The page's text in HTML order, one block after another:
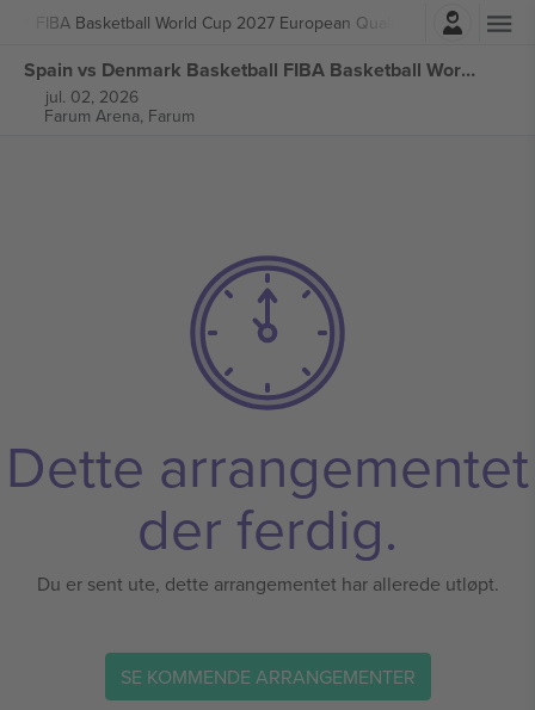
FIBA Basketball World Cup 2027 European Qualifiers
Logg Inn
Spain vs Denmark Basketball FIBA Basketball World Cup 2027 European Qualifiers billetter
jul. 02, 2026
Farum Arena, Farum
Dette arrangementet
der ferdig.
Du er sent ute, dette arrangementet har allerede utløpt.
SE KOMMENDE ARRANGEMENTER